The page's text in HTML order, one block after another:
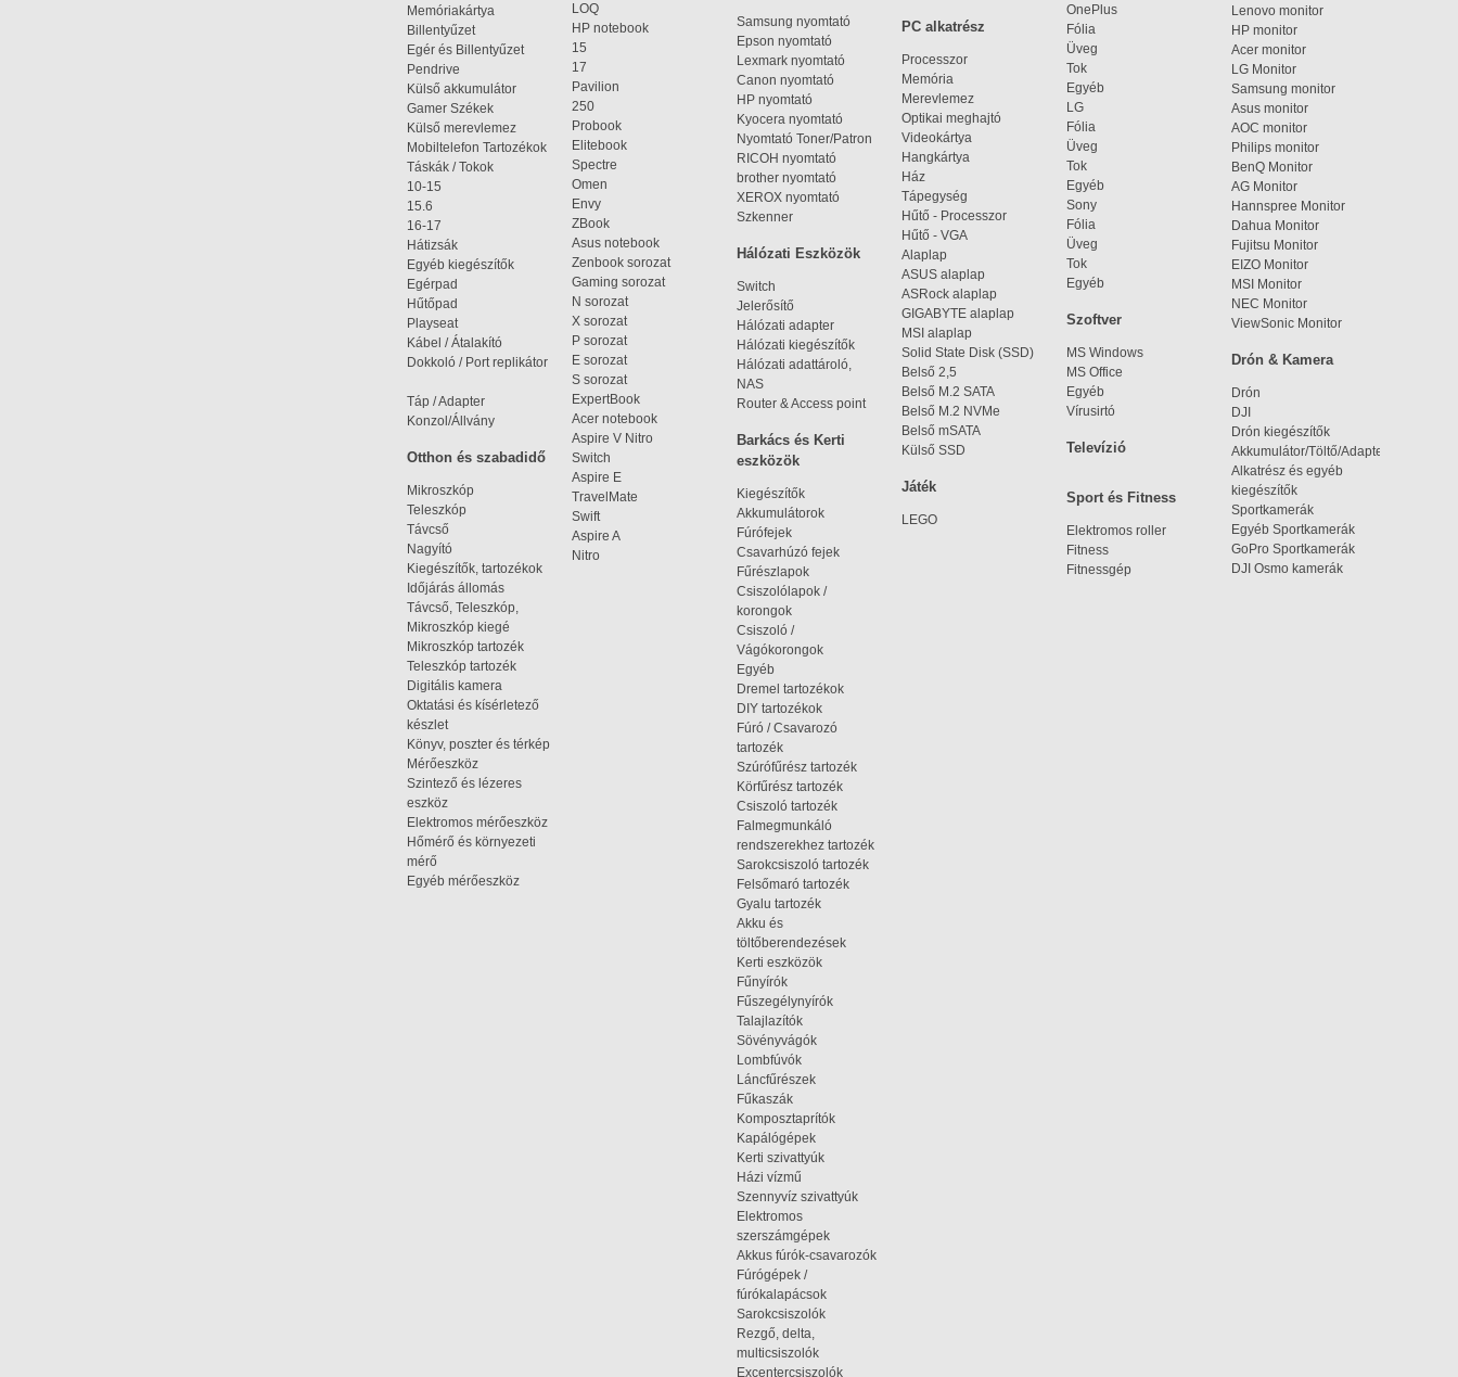
LOQ
HP notebook
15
17
Pavilion
250
Probook
Elitebook
Spectre
Omen
Envy
ZBook
Asus notebook
Zenbook sorozat
Gaming sorozat
N sorozat
X sorozat
P sorozat
E sorozat
S sorozat
ExpertBook
Acer notebook
Aspire V Nitro
Switch
Aspire E
TravelMate
Swift
Aspire A
Nitro
OnePlus
Fólia
Üveg
Tok
Egyéb
LG
Fólia
Üveg
Tok
Egyéb
Sony
Fólia
Üveg
Tok
Egyéb
Memóriakártya
Billentyűzet
Egér és Billentyűzet
Pendrive
Külső akkumulátor
Gamer Székek
Külső merevlemez
Mobiltelefon Tartozékok
Táskák / Tokok
10-15
15.6
16-17
Hátizsák
Egyéb kiegészítők
Egérpad
Hűtőpad
Playseat
Kábel / Átalakító
Dokkoló / Port replikátor
Táp / Adapter
Konzol/Állvány
Lenovo monitor
HP monitor
Acer monitor
LG Monitor
Samsung monitor
Asus monitor
AOC monitor
Philips monitor
BenQ Monitor
AG Monitor
Hannspree Monitor
Dahua Monitor
Fujitsu Monitor
EIZO Monitor
MSI Monitor
NEC Monitor
ViewSonic Monitor
Samsung nyomtató
Epson nyomtató
Lexmark nyomtató
Canon nyomtató
HP nyomtató
Kyocera nyomtató
Nyomtató Toner/Patron
RICOH nyomtató
brother nyomtató
XEROX nyomtató
Szkenner
PC alkatrész
Processzor
Memória
Merevlemez
Optikai meghajtó
Videokártya
Hangkártya
Ház
Tápegység
Hűtő - Processzor
Hűtő - VGA
Alaplap
ASUS alaplap
ASRock alaplap
GIGABYTE alaplap
MSI alaplap
Solid State Disk (SSD)
Belső 2,5
Belső M.2 SATA
Belső M.2 NVMe
Belső mSATA
Külső SSD
Hálózati Eszközök
Switch
Jelerősítő
Hálózati adapter
Hálózati kiegészítők
Hálózati adattároló,
NAS
Router & Access point
Szoftver
MS Windows
MS Office
Egyéb
Vírusirtó
Drón & Kamera
Drón
DJI
Drón kiegészítők
Akkumulátor/Töltő/Adapter
Alkatrész és egyéb
kiegészítők
Sportkamerák
Egyéb Sportkamerák
GoPro Sportkamerák
DJI Osmo kamerák
Barkács és Kerti
eszközök
Kiegészítők
Akkumulátorok
Fúrófejek
Csavarhúzó fejek
Fűrészlapok
Csiszolólapok /
korongok
Csiszoló /
Vágókorongok
Egyéb
Dremel tartozékok
DIY tartozékok
Fúró / Csavarozó
tartozék
Szúrófűrész tartozék
Körfűrész tartozék
Csiszoló tartozék
Falmegmunkáló
rendszerekhez tartozék
Sarokcsiszoló tartozék
Felsőmaró tartozék
Gyalu tartozék
Akku és
töltőberendezések
Kerti eszközök
Fűnyírók
Fűszegélynyírók
Talajlazítók
Sövényvágók
Lombfúvók
Láncfűrészek
Fűkaszák
Komposztaprítók
Kapálógépek
Kerti szivattyúk
Házi vízmű
Szennyvíz szivattyúk
Elektromos
szerszámgépek
Akkus fúrók-csavarozók
Fúrógépek /
fúrókalapácsok
Sarokcsiszolók
Rezgő, delta,
multicsiszolók
Excentercsiszolók
Televízió
Otthon és szabadidő
Mikroszkóp
Teleszkóp
Távcső
Nagyító
Kiegészítők, tartozékok
Időjárás állomás
Távcső, Teleszkóp,
Mikroszkóp kiegé
Mikroszkóp tartozék
Teleszkóp tartozék
Digitális kamera
Oktatási és kísérletező
készlet
Könyv, poszter és térkép
Mérőeszköz
Szintező és lézeres
eszköz
Elektromos mérőeszköz
Hőmérő és környezeti
mérő
Egyéb mérőeszköz
Játék
LEGO
Sport és Fitness
Elektromos roller
Fitness
Fitnessgép